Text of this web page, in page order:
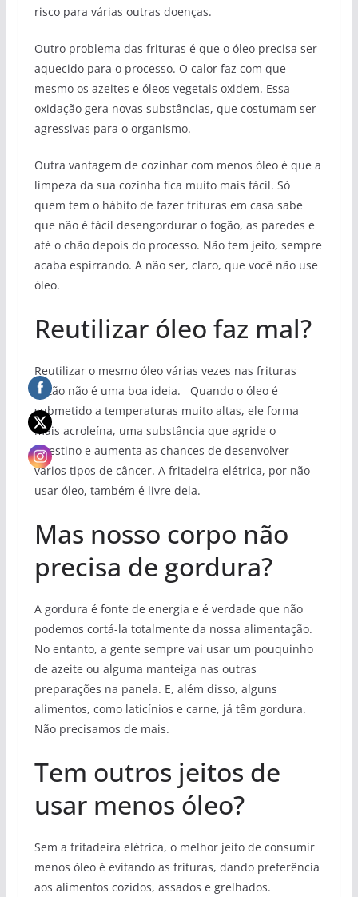
risco para várias outras doenças.
Outro problema das frituras é que o óleo precisa ser
aquecido para o processo. O calor faz com que
mesmo os azeites e óleos vegetais oxidem. Essa
oxidação gera novas substâncias, que costumam ser
agressivas para o organismo.
Outra vantagem de cozinhar com menos óleo é que a
limpeza da sua cozinha fica muito mais fácil. Só
quem tem o hábito de fazer frituras em casa sabe
que não é fácil desengordurar o fogão, as paredes e
até o chão depois do processo. Não tem jeito, sempre
acaba espirrando. A não ser, claro, que você não use
óleo.
Reutilizar óleo faz mal?
Reutilizar o mesmo óleo várias vezes nas frituras
então não é uma boa ideia. Quando o óleo é
submetido a temperaturas muito altas, ele forma
mais acroleína, uma substância que agride o
intestino e aumenta as chances de desenvolver
vários tipos de câncer. A fritadeira elétrica, por não
usar óleo, também é livre dela.
Mas nosso corpo não
precisa de gordura?
A gordura é fonte de energia e é verdade que não
podemos cortá-la totalmente da nossa alimentação.
No entanto, a gente sempre vai usar um pouquinho
de azeite ou alguma manteiga nas outras
preparações na panela. E, além disso, alguns
alimentos, como laticínios e carne, já têm gordura.
Não precisamos de mais.
Tem outros jeitos de
usar menos óleo?
Sem a fritadeira elétrica, o melhor jeito de consumir
menos óleo é evitando as frituras, dando preferência
aos alimentos cozidos, assados e grelhados.